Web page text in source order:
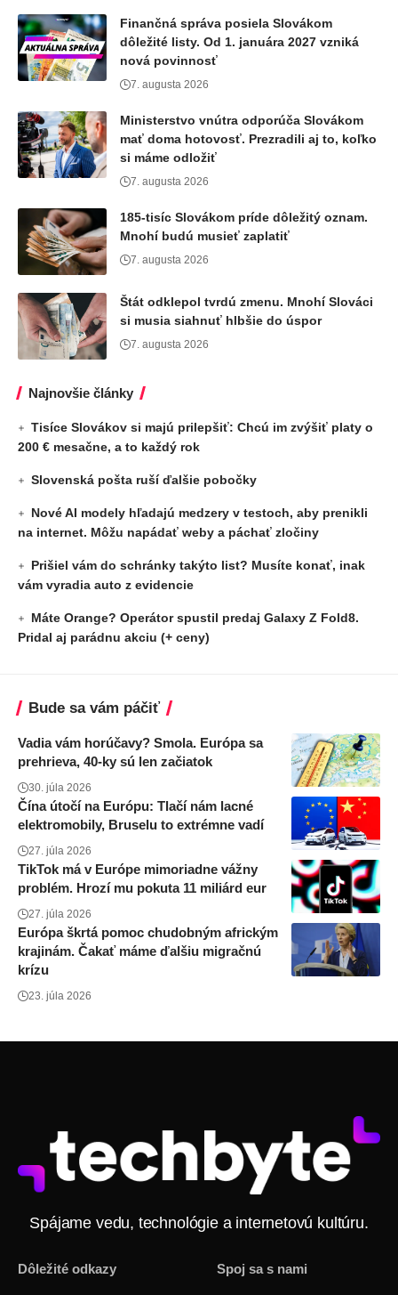
Finančná správa posiela Slovákom
dôležité listy. Od 1. januára 2027 vzniká
nová povinnosť
7. augusta 2026
Ministerstvo vnútra odporúča Slovákom
mať doma hotovosť. Prezradili aj to, koľko
si máme odložiť
7. augusta 2026
185-tisíc Slovákom príde dôležitý oznam.
Mnohí budú musieť zaplatiť
7. augusta 2026
Štát odklepol tvrdú zmenu. Mnohí Slováci
si musia siahnuť hlbšie do úspor
7. augusta 2026
Najnovšie články
Tisíce Slovákov si majú prilepšiť: Chcú im zvýšiť platy o
200 € mesačne, a to každý rok
Slovenská pošta ruší ďalšie pobočky
Nové AI modely hľadajú medzery v testoch, aby prenikli
na internet. Môžu napádať weby a páchať zločiny
Prišiel vám do schránky takýto list? Musíte konať, inak
vám vyradia auto z evidencie
Máte Orange? Operátor spustil predaj Galaxy Z Fold8.
Pridal aj parádnu akciu (+ ceny)
Bude sa vám páčiť
Vadia vám horúčavy? Smola. Európa sa
prehrieva, 40-ky sú len začiatok
30. júla 2026
Čína útočí na Európu: Tlačí nám lacné
elektromobily, Bruselu to extrémne vadí
27. júla 2026
TikTok má v Európe mimoriadne vážny
problém. Hrozí mu pokuta 11 miliárd eur
27. júla 2026
Európa škrtá pomoc chudobným africkým
krajinám. Čakať máme ďalšiu migračnú
krízu
23. júla 2026
Spájame vedu, technológie a internetovú kultúru.
Dôležité odkazy Spoj sa s nami